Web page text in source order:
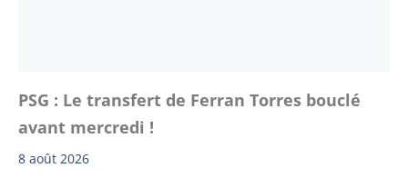
PSG : Le transfert de Ferran Torres bouclé
avant mercredi !
8 août 2026